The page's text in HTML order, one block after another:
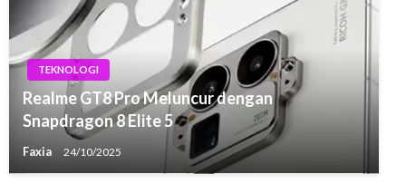
TEKNOLOGI
Realme GT8 Pro Meluncur dengan
Snapdragon 8 Elite 5
Faxia 24/10/2025